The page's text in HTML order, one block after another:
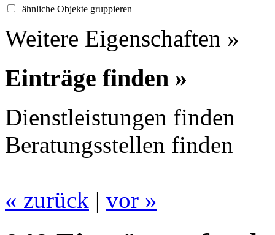
ähnliche Objekte gruppieren
Weitere Eigenschaften »
Einträge finden »
Dienstleistungen finden
Beratungsstellen finden
« zurück | vor »